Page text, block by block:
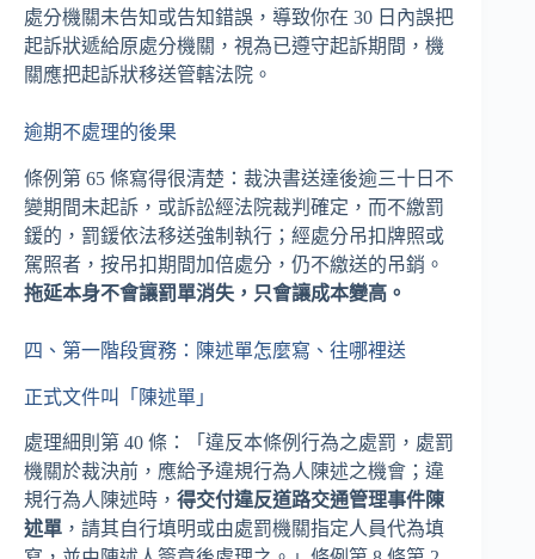
處分機關未告知或告知錯誤，導致你在 30 日內誤把
起訴狀遞給原處分機關，視為已遵守起訴期間，機
關應把起訴狀移送管轄法院。
逾期不處理的後果
條例第 65 條寫得很清楚：裁決書送達後逾三十日不
變期間未起訴，或訴訟經法院裁判確定，而不繳罰
鍰的，罰鍰依法移送強制執行；經處分吊扣牌照或
駕照者，按吊扣期間加倍處分，仍不繳送的吊銷。
拖延本身不會讓罰單消失，只會讓成本變高。
四、第一階段實務：陳述單怎麼寫、往哪裡送
正式文件叫「陳述單」
處理細則第 40 條：「違反本條例行為之處罰，處罰
機關於裁決前，應給予違規行為人陳述之機會；違
規行為人陳述時， 得交付違反道路交通管理事件陳
述單 ，請其自行填明或由處罰機關指定人員代為填